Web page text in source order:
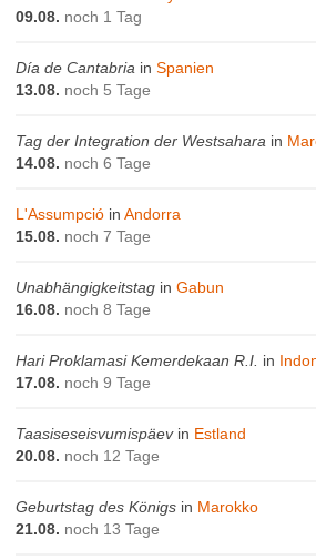
09.08. noch 1 Tag
Día de Cantabria inSpanien
13.08. noch 5 Tage
Tag der Integration der Westsahara in
14.08. noch 6 Tage
L'Assumpció inAndorra
15.08. noch 7 Tage
Unabhängigkeitstag inGabun
16.08. noch 8 Tage
Hari Proklamasi Kemerdekaan R.I. in
17.08. noch 9 Tage
Taasiseseisvumispäevin Estland
20.08. noch 12 Tage
Geburtstag des Königs in Marokko
21.08. noch 13 Tage